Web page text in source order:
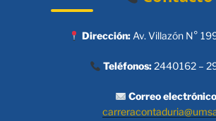
Dirección:Av. Villazón N°
Teléfonos:2440162 –
Correo